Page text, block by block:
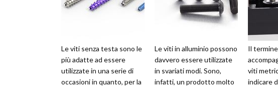
Le viti senza testa sono le
più adatte ad essere
utilizzate in una serie di
occasioni in quanto, per la
Le viti in alluminio possono
davvero essere utilizzate
in svariati modi. Sono,
infatti, un prodotto molto
Il
viti
indicare